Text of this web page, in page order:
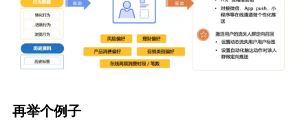
再举个例子